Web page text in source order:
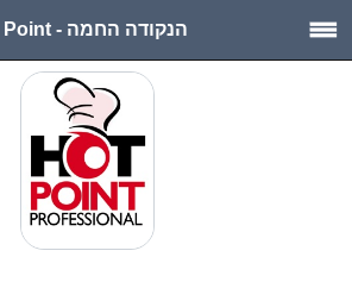
הנקודה החמה - Hot Point - ד...